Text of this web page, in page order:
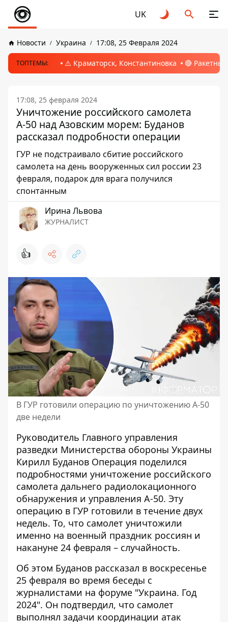
UK
Новости Украина 17:08, 25 Февраля 2024
ТОПТЕМЫ: ⚠️ Краматорск, Константиновка 🔴
17:08, 25 февраля 2024
Уничтожение российского самолета
А-50 над Азовским морем: Буданов
рассказал подробности операции
ГУР не подстраивало сбитие российского
самолета на день вооруженных сил россии 23
февраля, подарок для врага получился
спонтанным
Ирина Львова
ЖУРНАЛИСТ
👍
В ГУР готовили операцию по уничтожению А-50
две недели
Руководитель Главного управления
разведки Министерства обороны Украины
Кирилл Буданов Операция поделился
подробностями уничтожение российского
самолета дальнего радиолокационного
обнаружения и управления А-50. Эту
операцию в ГУР готовили в течение двух
недель. То, что самолет уничтожили
именно на военный праздник россиян и
накануне 24 февраля – случайность.
Об этом Буданов рассказал в воскресенье
25 февраля во время беседы с
журналистами на форуме "Украина. Год
2024". Он подтвердил, что самолет
выполнял задачи координации атак